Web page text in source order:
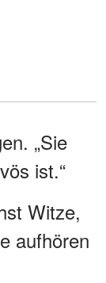
„Sie
ist.“
Witze,
aufhören